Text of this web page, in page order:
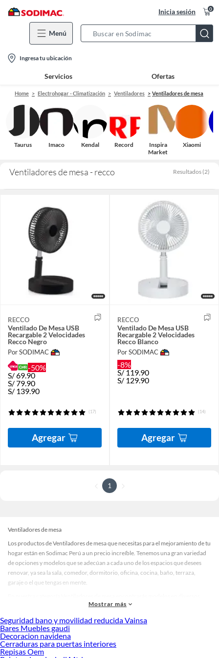
Inicia sesión 0
Menú
Bar
location-
icon
Ingresa tu ubicación
Servicios Ofertas
Home Electrohogar - Climatización Ventiladores Ventiladores de mesa
Taurus Imaco Kendal Record
Inspira
Market
Xiaomi
Ventiladores de mesa - recco Resultados (2)
RECCO
Ventilado De Mesa USB
Recargable 2 Velocidades
Recco Negro
Por SODIMAC
-50%
S/69.90
S/79.90
S/ 139.90
(17)
Agregar
RECCO
Ventilado De Mesa USB
Recargable 2 Velocidades
Recco Blanco
Por SODIMAC
-8%
S/119.90
S/ 129.90
(14)
Agregar
1
Ventiladores de mesa
Los productos de Ventiladores de mesa que necesitas para el mejoramiento de tu
hogar están en Sodimac Perú a un precio increíble. Tenemos una gran variedad
de opciones y modelos que se adecúan a cada uno de los espacios que desees
renovar, ya sea la sala, comedor, dormitorio, oficina, cocina, baño, terraza,
garaje o el que tengas en mente.
materiales, medidas, colores y demás características específicas de tu
necesario para cada uno de tus proyectos en las mejores marcas de calidad y con
garantía.
Precios de Ventiladores de mesa en Sodimac Perú
Mostrar más
Seguridad bano y movilidad reducida Vainsa
Bares Muebles gaudi
Decoracion navidena
Cerraduras para puertas interiores
Repisas Oem